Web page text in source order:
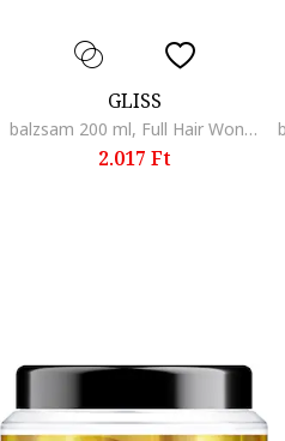
GLISS
balzsam 200 ml, Full Hair Wonder
2.017 Ft